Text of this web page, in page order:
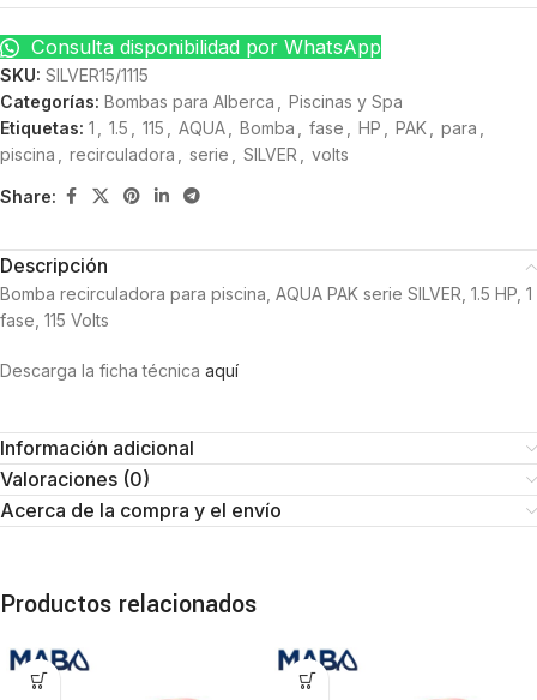
Consulta disponibilidad por WhatsApp
SKU: SILVER15/1115
Categorías: Bombas para Alberca
Piscinas y Spa
Etiquetas: 1 1.5 115 AQUA Bomba fase HP PAK para
piscina
recirculadora serie SILVER volts
Share:
Descripción
Bomba recirculadora para piscina, AQUA PAK serie SILVER, 1.5 HP, 1
fase, 115 Volts
Descarga la ficha técnica aquí
Información adicional
Valoraciones (0)
Acerca de la compra y el envío
Productos relacionados